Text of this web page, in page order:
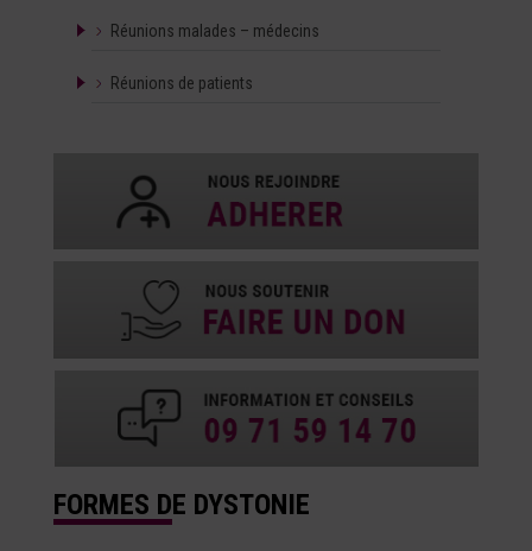
Réunions malades – médecins
Réunions de patients
FORMES DE DYSTONIE